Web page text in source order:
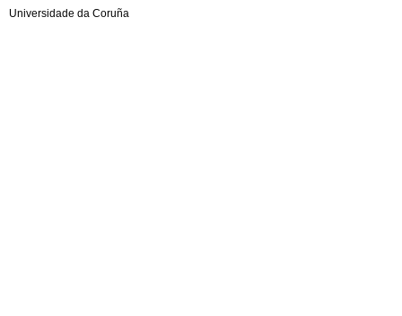
Universidade da Coruña